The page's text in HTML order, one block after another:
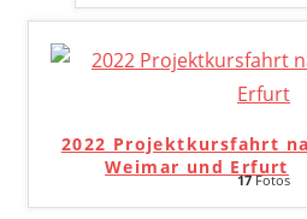
2022 Projektkursfahrt
Weimar und Erfurt
17Fotos